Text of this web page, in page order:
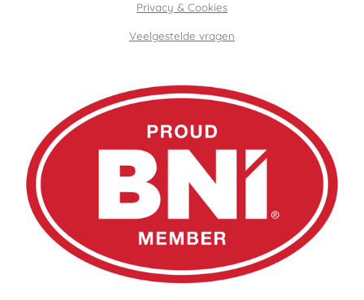
Privacy & Cookies
Veelgestelde vragen